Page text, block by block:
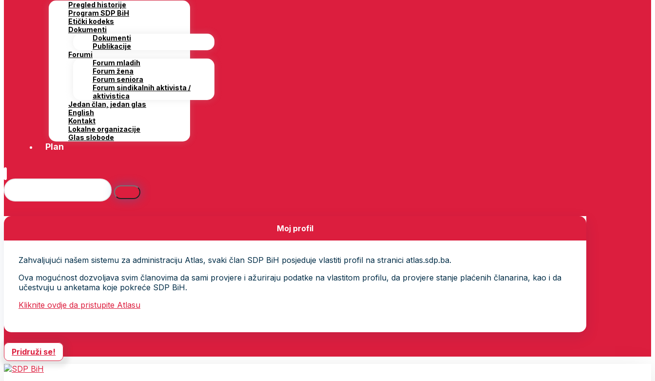
Pregled historije
Program SDP BiH
Etički kodeks
Dokumenti
Dokumenti
Publikacije
Forumi
Forum mladih
Forum žena
Forum seniora
Forum sindikalnih aktivista /
aktivistica
Jedan član, jedan glas
English
Kontakt
Lokalne organizacije
Glas slobode
Plan
Moj profil
Zahvaljujući našem sistemu za administraciju Atlas, svaki član SDP BiH posjeduje vlastiti profil na stranici atlas.sdp.ba.
Ova mogućnost dozvoljava svim članovima da sami provjere i ažuriraju podatke na vlastitom profilu, da provjere stanje plaćenih članarina, kao i da
učestvuju u anketama koje pokreće SDP BiH.
Kliknite ovdje da pristupite Atlasu
Pridruži se!